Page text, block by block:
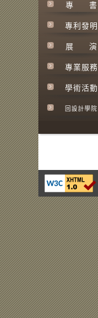
專 書
專利發明
展 演
專業服務
學術活動
回設計學院